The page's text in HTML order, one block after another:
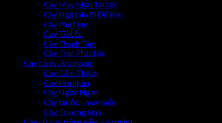
Cây May Mắn Tài Lộc
Cây Ngũ Gia Bì Để Bàn
Cây Phú Quý
Cây Tài Lộc
Cây Thanh Tâm
Cây Trúc Phát Lộc
Cây cảnh văn phòng
Cây Cẩm Thạch
Cây kim ngân
Cây Ngọc Ngân
Cây tài lộc - may mắn
Cây Trường Sinh